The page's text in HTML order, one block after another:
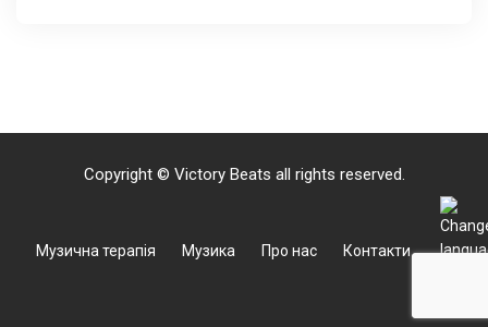
Copyright © Victory Beats all rights reserved.
Музична терапія Музика Про нас Контакти